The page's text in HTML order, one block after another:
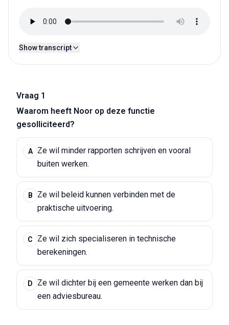
Show transcript
Vraag 1
Waarom heeft Noor op deze functie
gesolliciteerd?
A
Ze wil minder rapporten schrijven en vooral
buiten werken.
B
Ze wil beleid kunnen verbinden met de
praktische uitvoering.
C
Ze wil zich specialiseren in technische
berekeningen.
D
Ze wil dichter bij een gemeente werken dan bij
een adviesbureau.